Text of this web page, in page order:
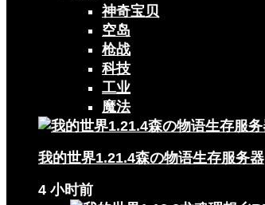
神奇宝贝
空岛
枪战
科技
工业
魔法
我的世界1.21.4森の物语生存服务器
4 小时前